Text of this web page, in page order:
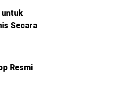
untuk
Secara
Resmi